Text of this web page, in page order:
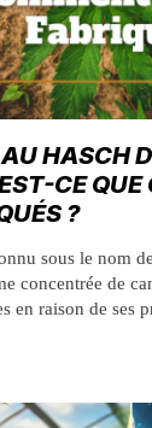
HASCH
CE
?
sous le nom
concentrée de
en raison de ses